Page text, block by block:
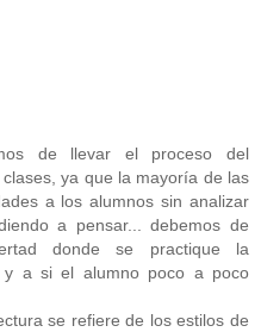
de llevar el proceso del
ya que la mayoría de las
a los alumnos sin analizar
a pensar... debemos de
donde se practique la
y a si el alumno poco a poco
se refiere de los estilos de